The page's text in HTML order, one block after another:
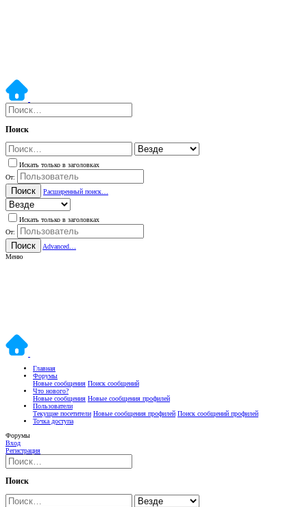
Поиск
Искать только в заголовках
От:
Поиск Расширенный поиск…
Искать только в заголовках
От:
Поиск
Advanced…
Меню
Главная
Форумы
Новые сообщения Поиск сообщений
Что нового?
Новые сообщения Новые сообщения профилей
Пользователи
Текущие посетители Новые сообщения профилей Поиск сообщений профилей
Точка доступа
Форумы
Вход
Регистрация
Поиск